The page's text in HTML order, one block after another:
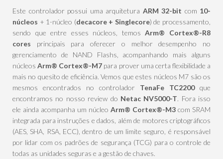
Este controlador possui uma arquitetura ARM 32-bit com 10-
núcleos + 1-núcleo (decacore + Singlecore) de processamento,
sendo que entre esses núcleos, temosArm® Cortex®-R8
cores principais para oferecer o melhor desempenho no
gerenciamento de NAND Flashs, acompanhando mais alguns
núcleosArm® Cortex®-M7 para prover uma certa flexibilidade a
mais no quesito de eficiência. Vemos que estes núcleos M7 são os
mesmos encontrados no controlador TenaFe TC2200que
encontramos no nosso review do Netac NV5000-T. Fora isso
ele ainda acompanha um núcleo Arm® Cortex®-M3 com SRAM
integrada para instruções e dados, além de motores criptográficos
(AES, SHA, RSA, ECC), dentro de um limite seguro, é responsável
por lidar com os padrões de segurança (TCG) para o controle de
todas as unidades seguras e a gestão de chaves.